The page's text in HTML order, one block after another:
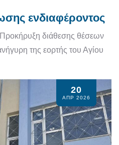
ενδιαφέροντος
το Πρόσκληση εκδήλωσης
Προκήρυξη διάθεσης θέσεων
της εορτής του Αγίου
20
ΑΠΡ 2026